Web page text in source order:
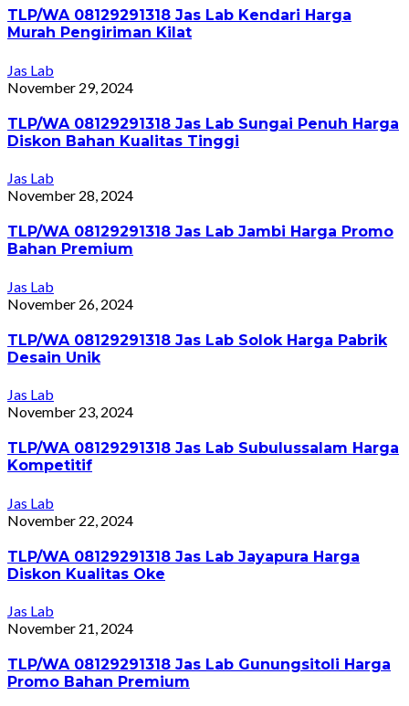
TLP/WA 08129291318 Jas Lab Kendari Harga
Murah Pengiriman Kilat
Jas Lab
November 29, 2024
TLP/WA 08129291318 Jas Lab Sungai Penuh Harga
Diskon Bahan Kualitas Tinggi
Jas Lab
November 28, 2024
TLP/WA 08129291318 Jas Lab Jambi Harga Promo
Bahan Premium
Jas Lab
November 26, 2024
TLP/WA 08129291318 Jas Lab Solok Harga Pabrik
Desain Unik
Jas Lab
November 23, 2024
TLP/WA 08129291318 Jas Lab Subulussalam Harga
Kompetitif
Jas Lab
November 22, 2024
TLP/WA 08129291318 Jas Lab Jayapura Harga
Diskon Kualitas Oke
Jas Lab
November 21, 2024
TLP/WA 08129291318 Jas Lab Gunungsitoli Harga
Promo Bahan Premium